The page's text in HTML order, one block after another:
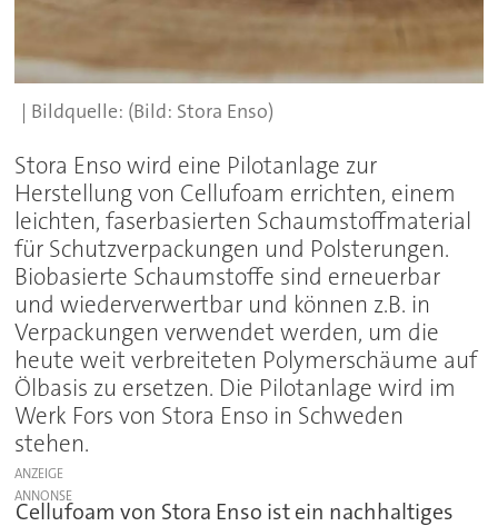
(Bild: Stora Enso)
Stora Enso wird eine Pilotanlage zur
Herstellung von Cellufoam errichten, einem
leichten, faserbasierten Schaumstoffmaterial
für Schutzverpackungen und Polsterungen.
Biobasierte Schaumstoffe sind erneuerbar
und wiederverwertbar und können z.B. in
Verpackungen verwendet werden, um die
heute weit verbreiteten Polymerschäume auf
Ölbasis zu ersetzen. Die Pilotanlage wird im
Werk Fors von Stora Enso in Schweden
stehen.
ANZEIGE
Cellufoam von Stora Enso ist ein nachhaltiges